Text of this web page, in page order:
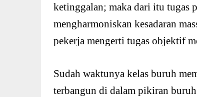
ketinggalan; maka dari itu
mengharmoniskan kesadaran
pekerja mengerti tugas objektif
Sudah waktunya kelas buruh
terbangun di dalam pikiran